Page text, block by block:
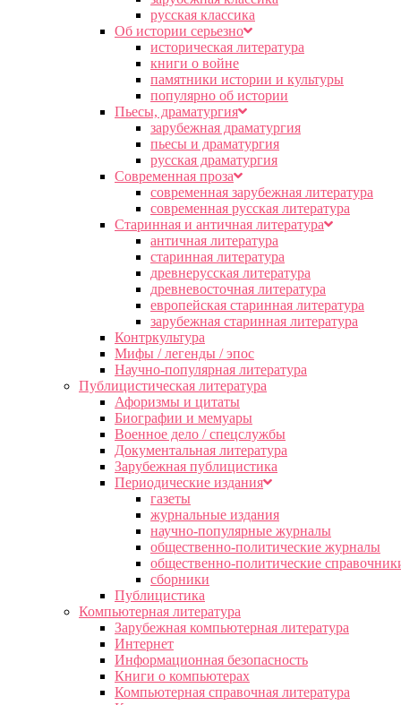
русская классика
Об истории серьезно
историческая литература
книги о войне
памятники истории и культуры
популярно об истории
Пьесы, драматургия
зарубежная драматургия
пьесы и драматургия
русская драматургия
Современная проза
современная зарубежная литература
современная русская литература
Старинная и античная литература
античная литература
старинная литература
древнерусская литература
древневосточная литература
европейская старинная литература
зарубежная старинная литература
Контркультура
Мифы / легенды / эпос
Научно-популярная литература
Публицистическая литература
Афоризмы и цитаты
Биографии и мемуары
Военное дело / спецслужбы
Документальная литература
Зарубежная публицистика
Периодические издания
газеты
журнальные издания
научно-популярные журналы
общественно-политические журналы
общественно-политические
сборники
Публицистика
Компьютерная литература
Зарубежная компьютерная литература
Интернет
Информационная безопасность
Книги о компьютерах
Компьютерная справочная литература